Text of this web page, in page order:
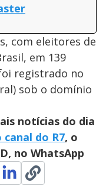
com eleitores de
em 139
registrado no
sob o domínio
notícias do dia
canal do R7, o
no WhatsApp